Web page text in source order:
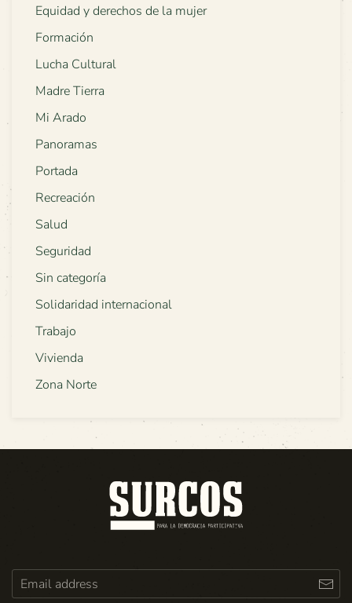
Equidad y derechos de la mujer
Formación
Lucha Cultural
Madre Tierra
Mi Arado
Panoramas
Portada
Recreación
Salud
Seguridad
Sin categoría
Solidaridad internacional
Trabajo
Vivienda
Zona Norte